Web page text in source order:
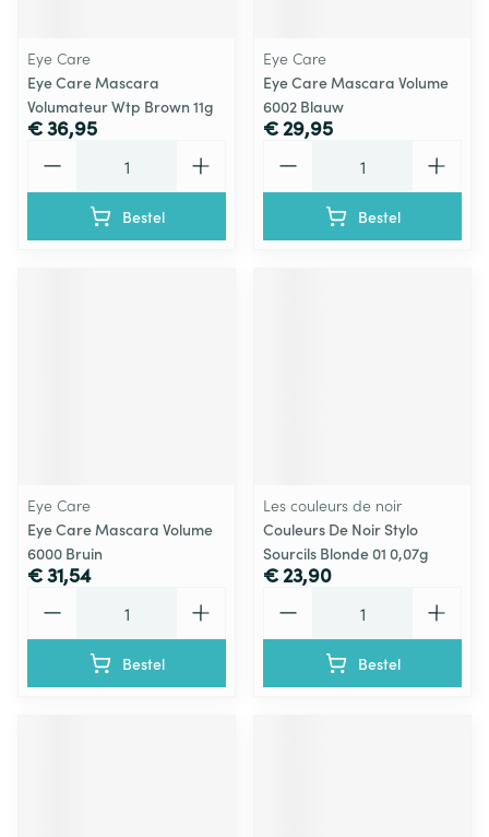
Eye Care
Eye Care Mascara
Volumateur Wtp Brown 11g
€ 36,95
Bestel
Eye Care
Eye Care Mascara Volume
6002 Blauw
€ 29,95
Bestel
Eye Care
Eye Care Mascara Volume
6000 Bruin
€ 31,54
Bestel
Les couleurs de noir
Couleurs De Noir Stylo
Sourcils Blonde 01 0,07g
€ 23,90
Bestel